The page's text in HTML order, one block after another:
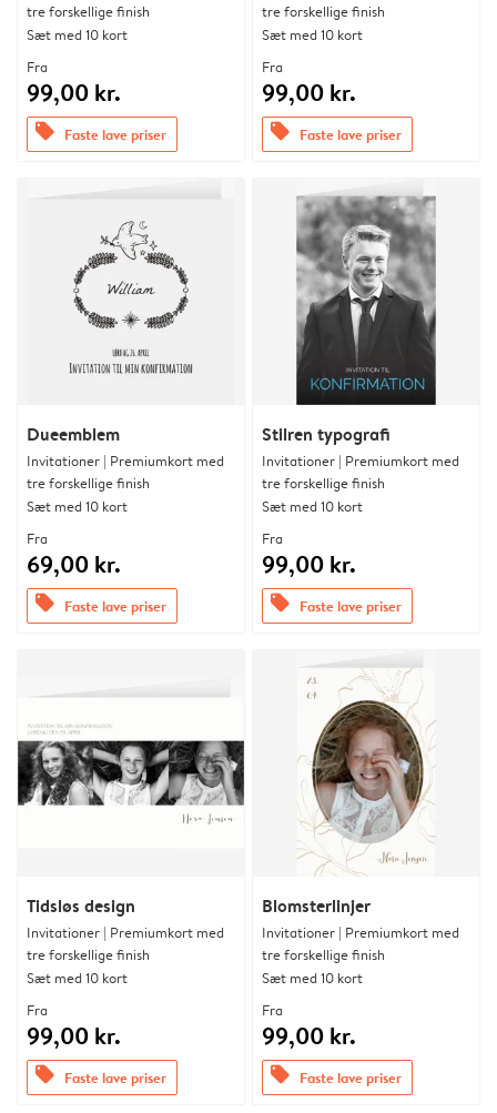
tre forskellige finish
Sæt med 10 kort
Fra
99,00 kr.
offers Faste lave priser
tre forskellige finish
Sæt med 10 kort
Fra
99,00 kr.
offers Faste lave priser
Dueemblem
Invitationer | Premiumkort med
tre forskellige finish
Sæt med 10 kort
Fra
69,00 kr.
offers Faste lave priser
Stilren typografi
Invitationer | Premiumkort med
tre forskellige finish
Sæt med 10 kort
Fra
99,00 kr.
offers Faste lave priser
Tidsløs design
Invitationer | Premiumkort med
tre forskellige finish
Sæt med 10 kort
Fra
99,00 kr.
offers Faste lave priser
Blomsterlinjer
Invitationer | Premiumkort med
tre forskellige finish
Sæt med 10 kort
Fra
99,00 kr.
offers Faste lave priser